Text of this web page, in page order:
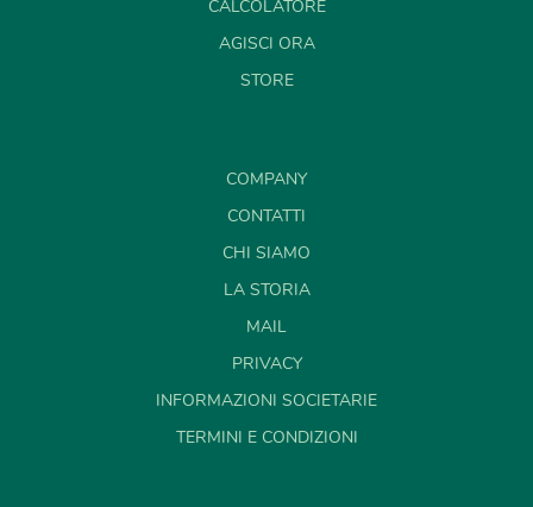
CALCOLATORE
AGISCI ORA
STORE
COMPANY
CONTATTI
CHI SIAMO
LA STORIA
MAIL
PRIVACY
INFORMAZIONI SOCIETARIE
TERMINI E CONDIZIONI